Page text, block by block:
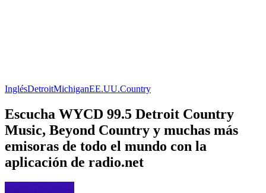
InglésDetroitMichiganEE.UU.Country
Escucha WYCD 99.5 Detroit Country
Music, Beyond Country y muchas más
emisoras de todo el mundo con la
aplicación de radio.net